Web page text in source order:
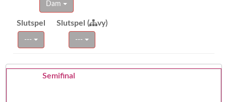
Dam
Slutspel Slutspel ( vy)
--- ---
Semifinal